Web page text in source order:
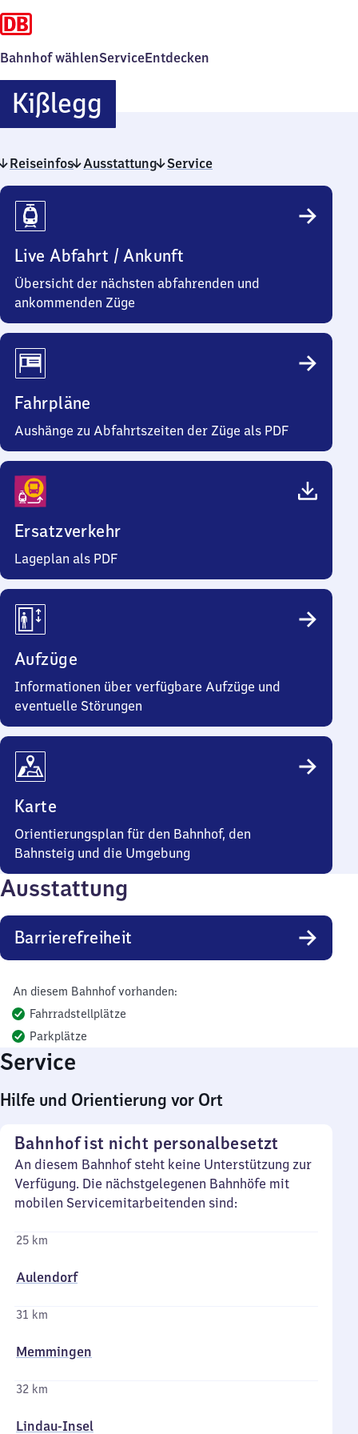
Bahnhof wählenServiceEntdecken
Kißlegg
Reiseinfos Ausstattung Service
Reiseinfos
Live Abfahrt / Ankunft
Übersicht der nächsten abfahrenden und
ankommenden Züge
Fahrpläne
Aushänge zu Abfahrtszeiten der Züge als PDF
Ersatzverkehr
Lageplan als PDF
Aufzüge
Informationen über verfügbare Aufzüge und
eventuelle Störungen
Karte
Orientierungsplan für den Bahnhof, den
Bahnsteig und die Umgebung
Ausstattung
Barrierefreiheit
An diesem Bahnhof vorhanden:
Fahrradstellplätze
Parkplätze
Service
Hilfe und Orientierung vor Ort
Bahnhof ist nicht personalbesetzt
An diesem Bahnhof steht keine Unterstützung zur
Verfügung. Die nächstgelegenen Bahnhöfe mit
mobilen Servicemitarbeitenden sind:
25 km
Aulendorf
31 km
Memmingen
32 km
Lindau-Insel